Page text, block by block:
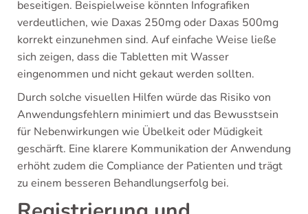
beseitigen. Beispielweise könnten Infografiken
verdeutlichen, wie Daxas 250mg oder Daxas 500mg
korrekt einzunehmen sind. Auf einfache Weise ließe
sich zeigen, dass die Tabletten mit Wasser
eingenommen und nicht gekaut werden sollten.
Durch solche visuellen Hilfen würde das Risiko von
Anwendungsfehlern minimiert und das Bewusstsein
für Nebenwirkungen wie Übelkeit oder Müdigkeit
geschärft. Eine klarere Kommunikation der Anwendung
erhöht zudem die Compliance der Patienten und trägt
zu einem besseren Behandlungserfolg bei.